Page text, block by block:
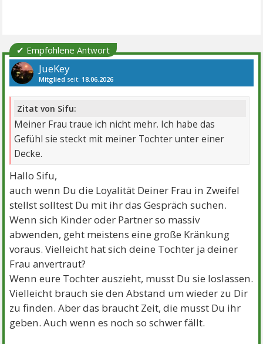
✔ Empfohlene Antwort
JueKey
Mitglied seit: 18.06.2026
Zitat von Sifu:
Meiner Frau traue ich nicht mehr. Ich habe das
Gefühl sie steckt mit meiner Tochter unter einer
Decke.
Hallo Sifu,
auch wenn Du die Loyalität Deiner Frau in Zweifel
stellst solltest Du mit ihr das Gespräch suchen.
Wenn sich Kinder oder Partner so massiv
abwenden, geht meistens eine große Kränkung
voraus. Vielleicht hat sich deine Tochter ja deiner
Frau anvertraut?
Wenn eure Tochter auszieht, musst Du sie loslassen.
Vielleicht brauch sie den Abstand um wieder zu Dir
zu finden. Aber das braucht Zeit, die musst Du ihr
geben. Auch wenn es noch so schwer fällt.